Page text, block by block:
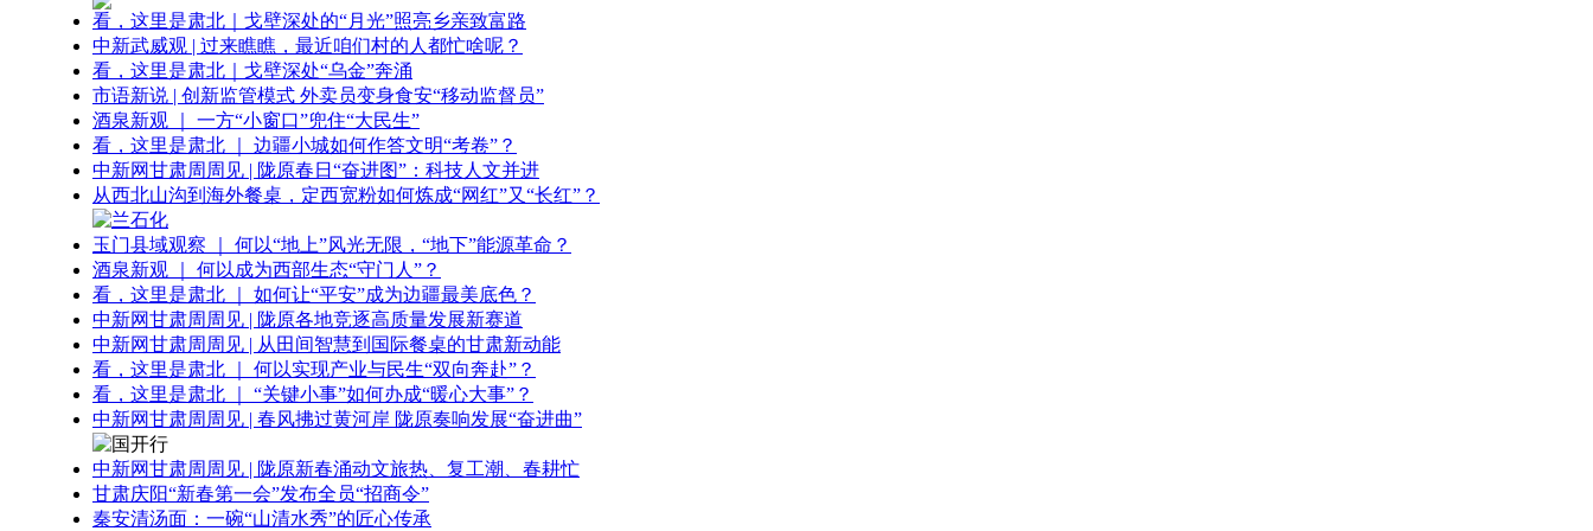
看，这里是肃北｜戈壁深处的“月光”照亮乡亲致富路
中新武威观 | 过来瞧瞧，最近咱们村的人都忙啥呢？
看，这里是肃北｜戈壁深处“乌金”奔涌
市语新说 | 创新监管模式 外卖员变身食安“移动监督员”
酒泉新观 ｜ 一方“小窗口”兜住“大民生”
看，这里是肃北 ｜ 边疆小城如何作答文明“考卷”？
中新网甘肃周周见 | 陇原春日“奋进图”：科技人文并进
从西北山沟到海外餐桌，定西宽粉如何炼成“网红”又“长红”？
玉门县域观察 ｜ 何以“地上”风光无限，“地下”能源革命？
酒泉新观 ｜ 何以成为西部生态“守门人”？
看，这里是肃北 ｜ 如何让“平安”成为边疆最美底色？
中新网甘肃周周见 | 陇原各地竞逐高质量发展新赛道
中新网甘肃周周见 | 从田间智慧到国际餐桌的甘肃新动能
看，这里是肃北 ｜ 何以实现产业与民生“双向奔赴”？
看，这里是肃北 ｜ “关键小事”如何办成“暖心大事”？
中新网甘肃周周见 | 春风拂过黄河岸 陇原奏响发展“奋进曲”
中新网甘肃周周见 | 陇原新春涌动文旅热、复工潮、春耕忙
甘肃庆阳“新春第一会”发布全员“招商令”
秦安清汤面：一碗“山清水秀”的匠心传承